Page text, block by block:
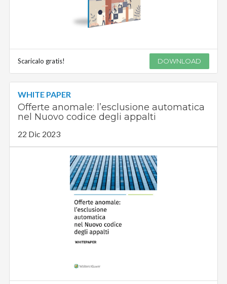
Scaricalo gratis! DOWNLOAD
WHITE PAPER
Offerte anomale: l’esclusione automatica
nel Nuovo codice degli appalti
22 Dic 2023